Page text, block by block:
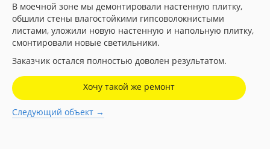
В моечной зоне мы демонтировали настенную плитку,
обшили стены влагостойкими гипсоволокнистыми
листами, уложили новую настенную и напольную плитку,
смонтировали новые светильники.
Заказчик остался полностью доволен результатом.
Хочу такой же ремонт
Следующий объект →